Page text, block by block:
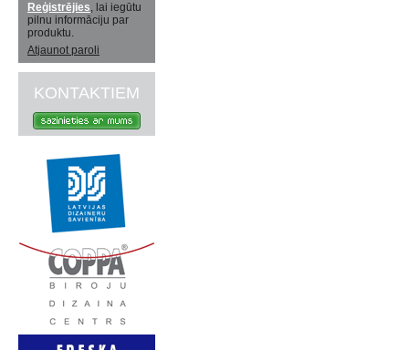
Reģistrējies, lai iegūtu
pilnu informāciju par
produktu.
Atjaunot paroli
KONTAKTIEM